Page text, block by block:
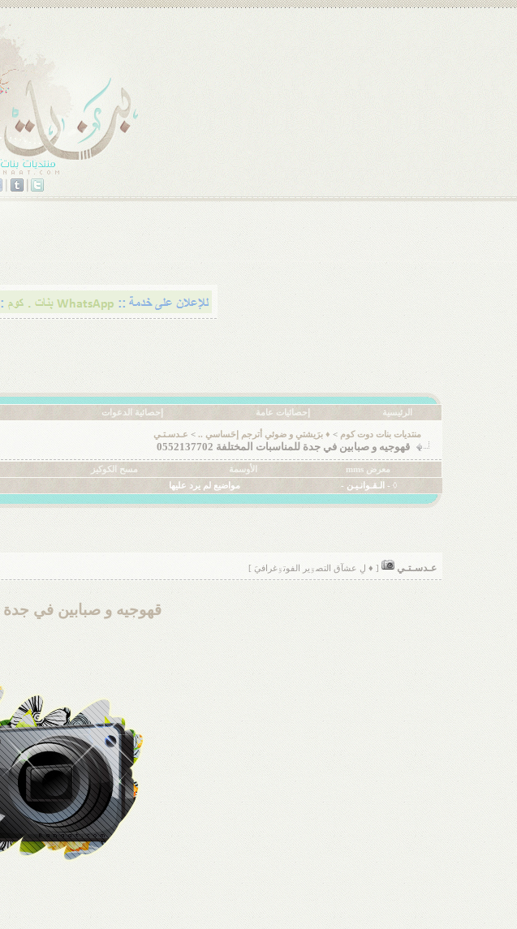
الرئيسية إحصائيات عامة إحصائية الدعوات
منتديات بنات دوت كوم > ♦ برَيشتي و ضوئي أترجم إحَساسي .. > عـدسـتـي
قهوجيه و صبابين في جدة للمناسبات المختلفة 0552137702
معرض mms الأوسمة مسح الكوكيز
◊ - الـقـوانـيـن -
مواضيع لم يرد عليها
عـدسـتـي [ ♦ لِ عشآق التصۊير الفوتۊغرافيَ ]
قهوجيه و صبابين في جدة